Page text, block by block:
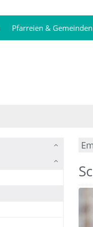
Pfarreien & Gemeinden